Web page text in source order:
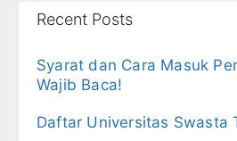
Recent Posts
Syarat dan Cara Masuk
Wajib Baca!
Daftar Universitas Swasta